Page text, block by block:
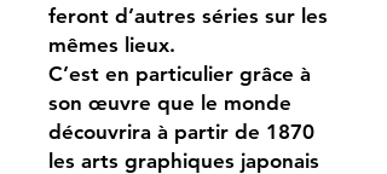
feront d’autres séries sur les
mêmes lieux.
C’est en particulier grâce à
son œuvre que le monde
découvrira à partir de 1870
les arts graphiques japonais